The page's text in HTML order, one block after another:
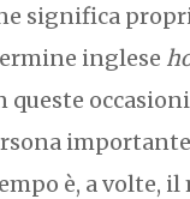
significa
inglese
queste
è, a volte,